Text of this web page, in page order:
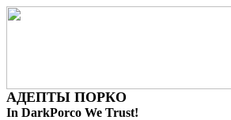
АДЕПТЫ ПОРКО
In DarkPorco We Trust!